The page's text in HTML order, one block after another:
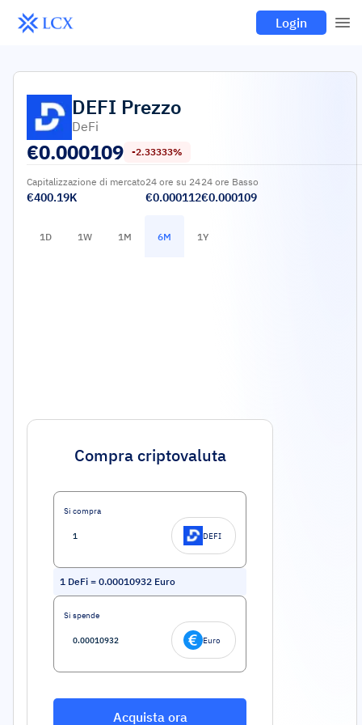
Login
DEFI Prezzo
DeFi
€0.000109 -2.33333%
Capitalizzazione di mercato
€400.19K
24 ore su 24
€0.000112
24 ore Basso
€0.000109
1D 1W 1M 6M 1Y
Compra criptovaluta
Si compra
DEFI
1 DeFi = 0.00010932 Euro
Si spende
Euro
Acquista ora